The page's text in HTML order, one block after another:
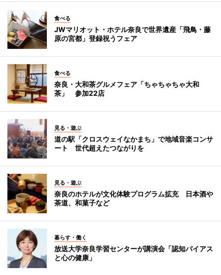
食べる
JWマリオット・ホテル奈良で世界遺産「飛鳥・藤
原の宮都」登録祝うフェア
食べる
奈良・大和茶グルメフェア「ちゃちゃちゃ大和
茶」 参加22店
見る・遊ぶ
道の駅「クロスウェイなかまち」で地域音楽コンサ
ート 世代超えたつながりを
見る・遊ぶ
奈良のホテルが文化体験プログラム拡充 日本酒や
茶道、和菓子など
暮らす・働く
放送大学奈良学習センターが講演会「認知バイアス
と心の健康」